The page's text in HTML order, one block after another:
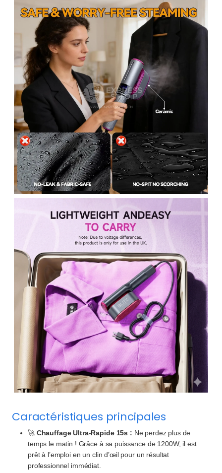
Caractéristiques principales
🚀 Chauffage Ultra-Rapide 15s : Ne perdez plus de
temps le matin ! Grâce à sa puissance de 1200W, il est
prêt à l’emploi en un clin d’œil pour un résultat
professionnel immédiat.